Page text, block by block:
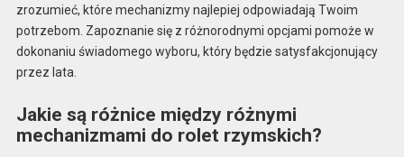
zrozumieć, które mechanizmy najlepiej odpowiadają Twoim
potrzebom. Zapoznanie się z różnorodnymi opcjami pomoże w
dokonaniu świadomego wyboru, który będzie satysfakcjonujący
przez lata.
Jakie są różnice między różnymi
mechanizmami do rolet rzymskich?